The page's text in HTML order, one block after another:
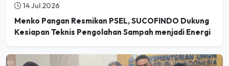
14 Jul 2026
Menko Pangan Resmikan PSEL, SUCOFINDO Dukung
Kesiapan Teknis Pengolahan Sampah menjadi Energi